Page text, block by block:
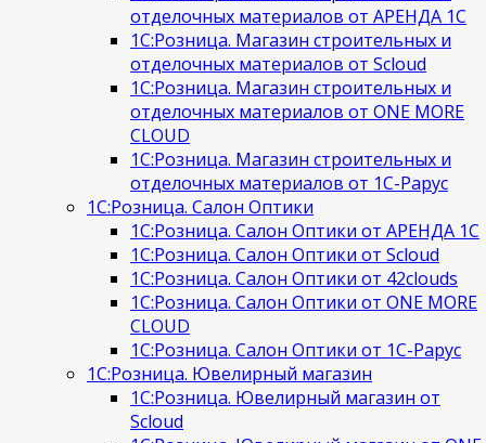
отделочных материалов от АРЕНДА 1С
1С:Розница. Магазин строительных и
отделочных материалов от Scloud
1С:Розница. Магазин строительных и
отделочных материалов от ONE MORE
CLOUD
1С:Розница. Магазин строительных и
отделочных материалов от 1С-Рарус
1С:Розница. Салон Оптики
1С:Розница. Салон Оптики от АРЕНДА 1С
1С:Розница. Салон Оптики от Scloud
1С:Розница. Салон Оптики от 42clouds
1С:Розница. Салон Оптики от ONE MORE
CLOUD
1С:Розница. Салон Оптики от 1С-Рарус
1С:Розница. Ювелирный магазин
1С:Розница. Ювелирный магазин от
Scloud